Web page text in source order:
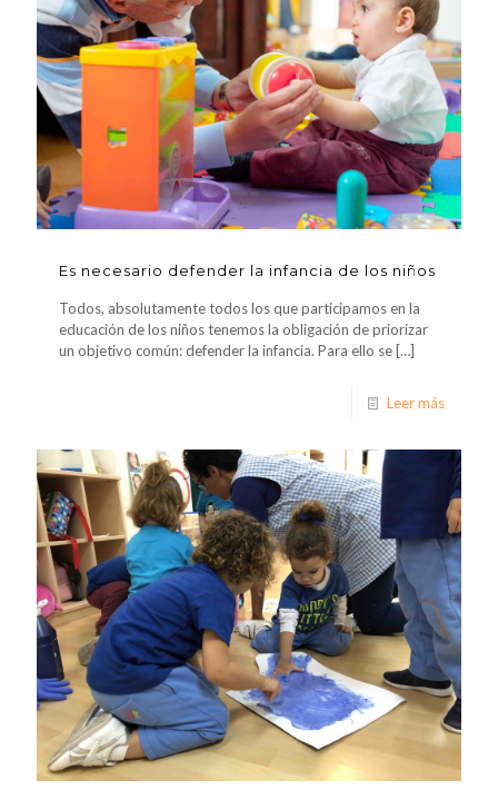
Es necesario defender la infancia de los niños
Todos, absolutamente todos los que participamos en la
educación de los niños tenemos la obligación de priorizar
un objetivo común: defender la infancia. Para ello se […]
Leer más